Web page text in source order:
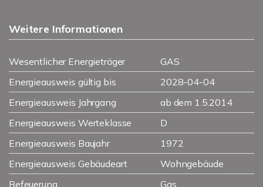
Weitere Informationen
Wesentlicher Energieträger
GAS
Energieausweis gültig bis
2028-04-04
Energieausweis Jahrgang
ab dem 1.5.2014
Energieausweis Werteklasse
D
Energieausweis Baujahr
1972
Energieausweis Gebäudeart
Wohngebäude
Befeuerung
Gas